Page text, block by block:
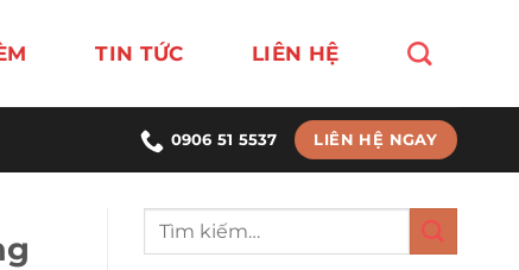
TIN TỨC LIÊN HỆ
0906 51 5537 LIÊN HỆ NGAY